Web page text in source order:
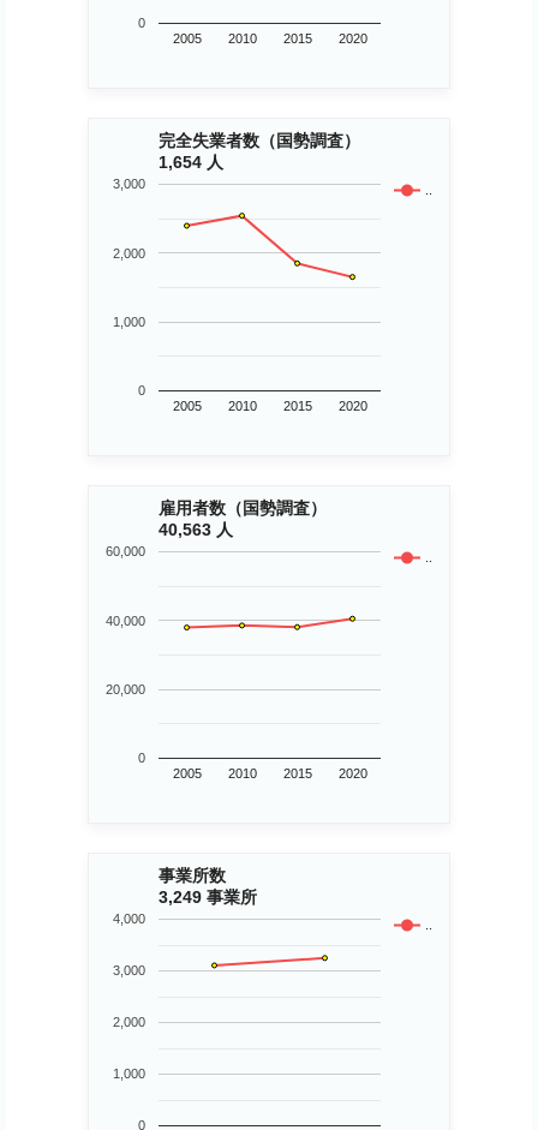
2005 2010 2015 2020
0
完全失業者数（国勢調査）
1,654 人
..
2005 2010 2015 2020
0
1,000
2,000
3,000
雇用者数（国勢調査）
40,563 人
..
2005 2010 2015 2020
0
20,000
40,000
60,000
事業所数
3,249 事業所
..
0
1,000
2,000
3,000
4,000